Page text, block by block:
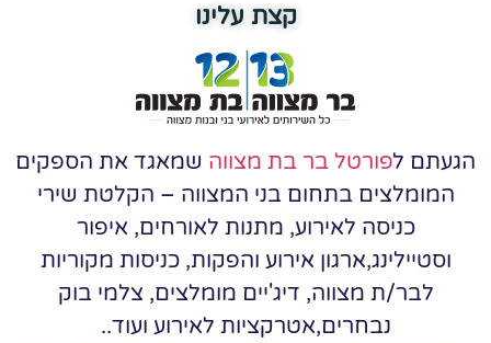
קצת עלינו
הגעתם לפורטל בר בת מצווה שמאגד את הספקים
המומלצים בתחום בני המצווה – הקלטת שירי
כניסה לאירוע, מתנות לאורחים, איפור
וסטיילינג,ארגון אירוע והפקות, כניסות מקוריות
לבר/ת מצווה, דיג'יים מומלצים, צלמי בוק
נבחרים,אטרקציות לאירוע ועוד..